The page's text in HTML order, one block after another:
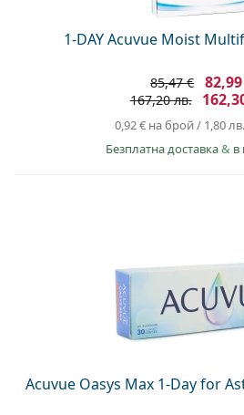
1-DAY Acuvue Moist
85,47 €
167,20 лв.
0,92 € на брой/ 1,80 лв.
Безплатна доставка& в
Acuvue Oasys Max 1-Day for